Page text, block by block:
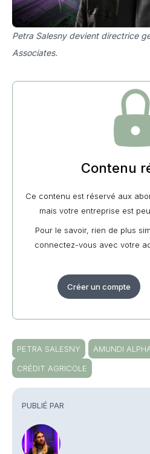
PUBLIÉ PAR
Petra Salesny devient directrice
Associates.
Contenu
Ce contenu est réservé aux
mais votre entreprise est
Pour le savoir, rien de plus
connectez-vous avec votre
Créer un compte
PETRA SALESNY AMUNDI
CRÉDIT AGRICOLE